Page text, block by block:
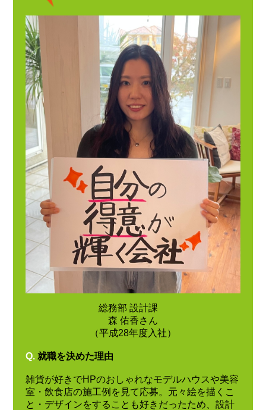
総務部 設計課
森 佑香さん
（平成28年度入社）
Q. 就職を決めた理由
雑貨が好きでHPのおしゃれなモデルハウスや美容
室・飲食店の施工例を見て応募。元々絵を描くこ
と・デザインをすることも好きだったため、設計